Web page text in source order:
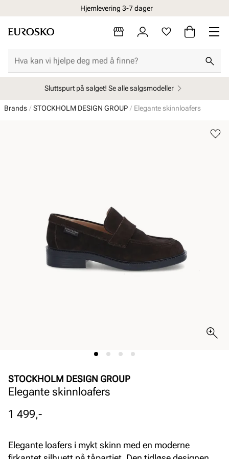
Hjemlevering 3-7 dager
Sluttspurt på salget! Se alle salgsmodeller
Brands STOCKHOLM DESIGN GROUP Elegante skinnloafers
STOCKHOLM DESIGN GROUP
Elegante skinnloafers
Pris
1 499,-
Elegante loafers i mykt skinn med en moderne